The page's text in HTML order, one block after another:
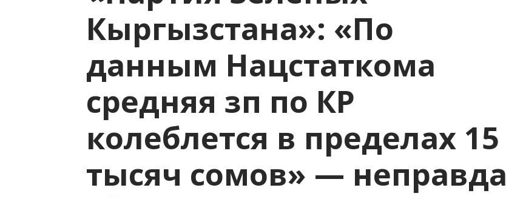
Кыргызстана»: «По
данным Нацстаткома
средняя зп по КР
колеблется в пределах 15
тысяч сомов» — неправда